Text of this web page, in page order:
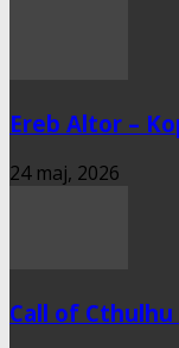
Ereb Altor –
24 maj, 2026
Call of